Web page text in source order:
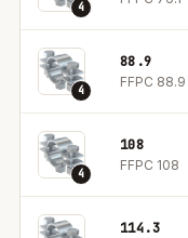
4
4
88.9
FFPC 88.9
4
108
FFPC 108
114.3